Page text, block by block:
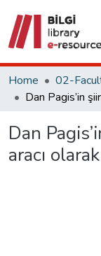
Home 02-
Dan
aracı